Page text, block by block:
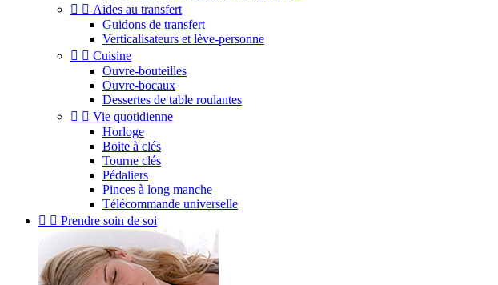
  Aides au transfert
Guidons de transfert
Verticalisateurs et lève-personne
  Cuisine
Ouvre-bouteilles
Ouvre-bocaux
Dessertes de table roulantes
  Vie quotidienne
Horloge
Boite à clés
Tourne clés
Pédaliers
Pinces à long manche
Télécommande universelle
  Prendre soin de soi